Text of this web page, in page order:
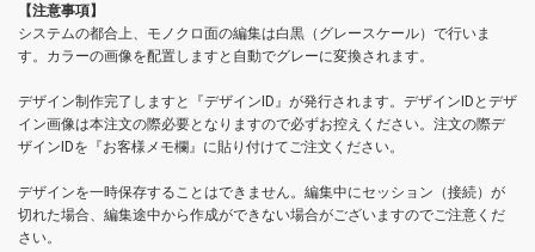
【注意事項】
システムの都合上、モノクロ面の編集は白黒（グレースケール）で行いま
す。カラーの画像を配置しますと自動でグレーに変換されます。
デザイン制作完了しますと『デザインID』が発行されます。デザインIDとデザ
イン画像は本注文の際必要となりますので必ずお控えください。注文の際デ
ザインIDを『お客様メモ欄』に貼り付けてご注文ください。
デザインを一時保存することはできません。編集中にセッション（接続）が
切れた場合、編集途中から作成ができない場合がございますのでご注意くだ
さい。